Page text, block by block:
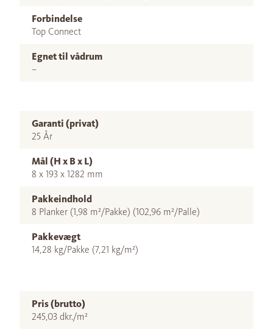
Forbindelse
Top Connect
Egnet til vådrum
–
Garanti (privat)
25 År
Mål (H x B x L)
8 x 193 x 1282 mm
Pakkeindhold
8 Planker (1,98 m²/Pakke) (102,96 m²/Palle)
Pakkevægt
14,28 kg/Pakke (7,21 kg/m²)
Pris (brutto)
245,03 dkr./m²